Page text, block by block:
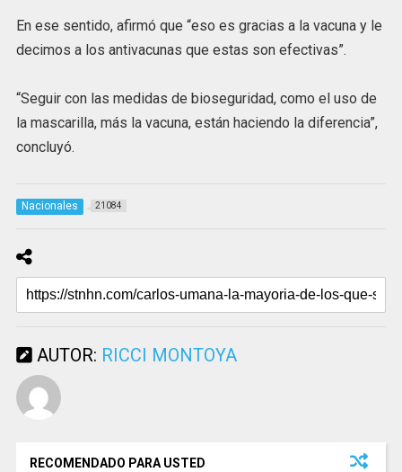
En ese sentido, afirmó que “eso es gracias a la vacuna y le
decimos a los antivacunas que estas son efectivas”.
“Seguir con las medidas de bioseguridad, como el uso de
la mascarilla, más la vacuna, están haciendo la diferencia”,
concluyó.
Nacionales 21084
AUTOR: RICCI MONTOYA
RECOMENDADO PARA USTED